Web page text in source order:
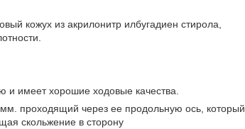
кожух из акрилонитр илбугадиен стирола,
и имеет хорошие ходовые качества.
проходящий через ее продольную ось, который
скольжение в сторону